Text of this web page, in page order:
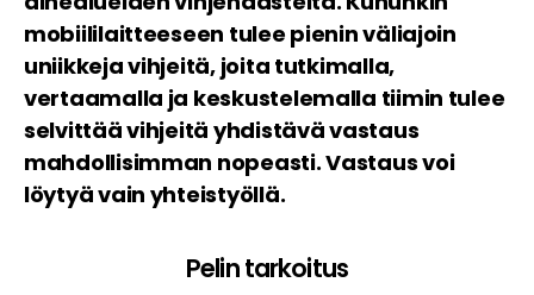
mobiililaitteeseen tulee pienin väliajoin
uniikkeja vihjeitä, joita tutkimalla,
vertaamalla ja keskustelemalla tiimin tulee
selvittää vihjeitä yhdistävä vastaus
mahdollisimman nopeasti. Vastaus voi
löytyä vain yhteistyöllä.
Pelin tarkoitus